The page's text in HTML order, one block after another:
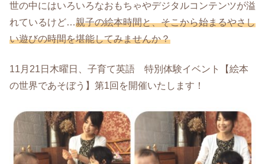
世の中にはいろいろなおもちゃやデジタルコンテンツが溢
れているけど…親子の絵本時間と、そこから始まるやさし
い遊びの時間を堪能してみませんか？
11月21日木曜日、子育て英語 特別体験イベント【絵本
の世界であそぼう】第1回を開催いたします！